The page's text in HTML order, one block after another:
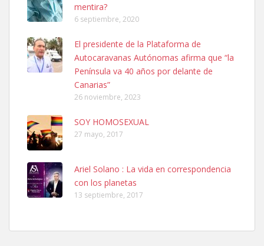
Ninfa perdida
El día 5 se los perdió una ninfa papillera, asustada tiene miedo a la
calle, se perdió por la zon...
Leales.org » Gran Canaria
mentira?
6 septiembre, 2020
El presidente de la Plataforma de
Autocaravanas Autónomas afirma que “la
Península va 40 años por delante de
Canarias”
26 noviembre, 2023
SOY HOMOSEXUAL
27 mayo, 2017
Ariel Solano : La vida en correspondencia
con los planetas
13 septiembre, 2017